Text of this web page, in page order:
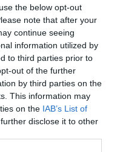
the below opt-out
note that after your
continue seeing
information utilized by
to third parties prior to
out of the further
by third parties on the
This information may
on the IAB’s List of
disclose it to other
TARIFFE
House
centro
9.2/10
TARIFFE